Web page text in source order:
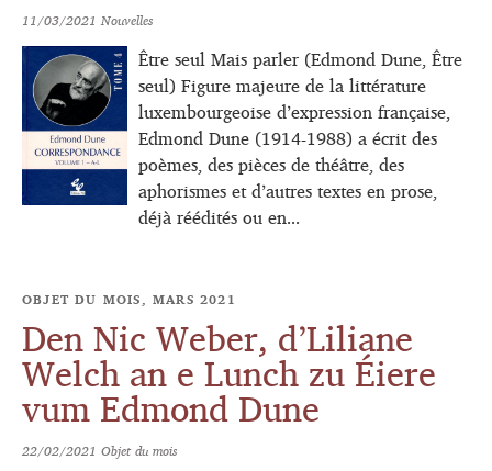
11/03/2021 Nouvelles
Être seul Mais parler (Edmond Dune, Être
seul) Figure majeure de la littérature
luxembourgeoise d’expression française,
Edmond Dune (1914-1988) a écrit des
poèmes, des pièces de théâtre, des
aphorismes et d’autres textes en prose,
déjà réédités ou en...
OBJET DU MOIS, MARS 2021
Den Nic Weber, d’Liliane
Welch an e Lunch zu Éiere
vum Edmond Dune
22/02/2021 Objet du mois